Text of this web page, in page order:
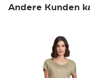
Andere Kunden